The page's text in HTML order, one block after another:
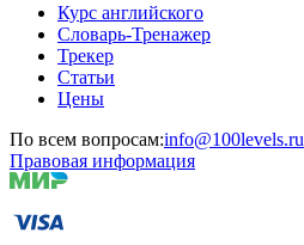
Курс английского
Словарь-Тренажер
Трекер
Статьи
Цены
По всем вопросам:info@100levels.ru
Правовая информация